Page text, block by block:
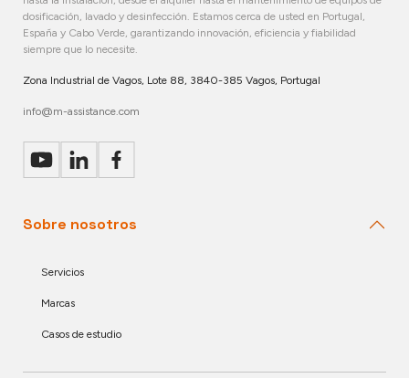
dosificación, lavado y desinfección. Estamos cerca de usted en Portugal,
España y Cabo Verde, garantizando innovación, eficiencia y fiabilidad
siempre que lo necesite.
Zona Industrial de Vagos, Lote 88, 3840-385 Vagos, Portugal
info@m-assistance.com
Sobre nosotros
Servicios
Marcas
Casos de estudio